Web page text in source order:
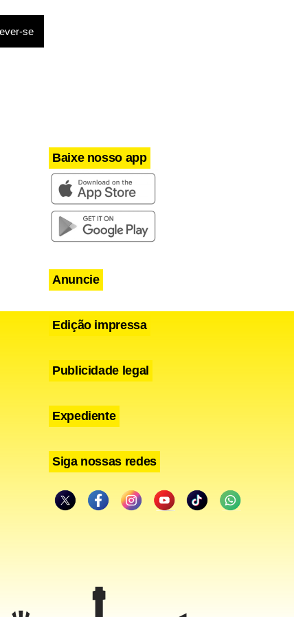
Baixe nosso app
Anuncie
Edição impressa
Publicidade legal
Expediente
Siga nossas redes